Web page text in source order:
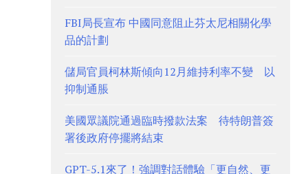
FBI局長宣布 中國同意阻止芬太尼相關化學
品的計劃
儲局官員柯林斯傾向12月維持利率不變 以
抑制通脹
美國眾議院通過臨時撥款法案 待特朗普簽
署後政府停擺將結束
GPT-5.1來了！強調對話體驗「更自然、更